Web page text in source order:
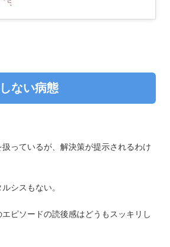
ない病態
っているが、解決策が提示されるわけ
シスもない。
ピソードの読後感はどうもスッキリし